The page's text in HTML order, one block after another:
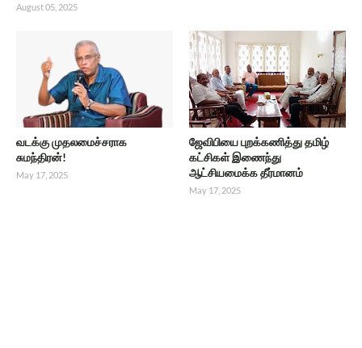
August 05, 2025
வடக்கு முதலமைச்சராக
சுமந்திரன்!
May 17, 2025
ஜேவிபியை புறக்கணித்து தமிழ்
கட்சிகள் இணைந்து
ஆட்சியமைக்க தீர்மானம்
May 17, 2025